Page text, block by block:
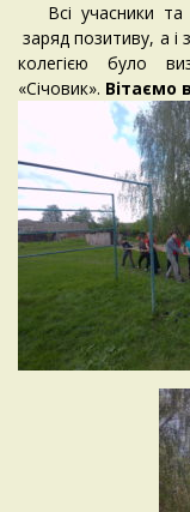
Всі учасники
заряд позитиву, а і
колегією було
«Січовик». Вітаємо